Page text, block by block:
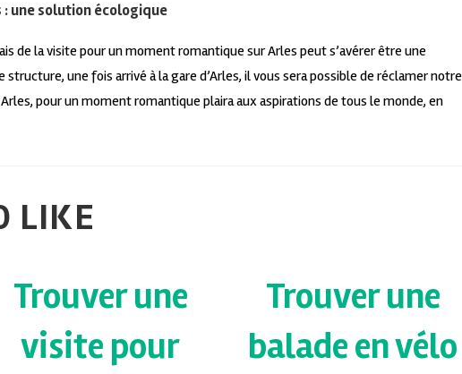
une solution écologique
de la visite pour un moment romantique sur Arles peut s’avérer être une
une fois arrivé à la gare d’Arles, il vous sera possible de réclamer notre
pour un moment romantique plaira aux aspirations de tous le monde, en
LIKE
Trouver une
visite pour
Trouver une
balade en vélo